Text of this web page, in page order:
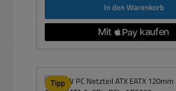
In den Warenkorb
Tipp